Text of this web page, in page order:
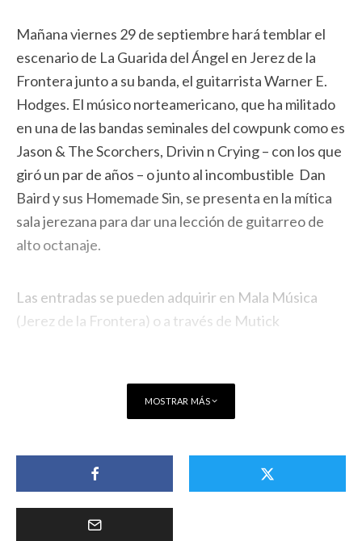
Mañana viernes 29 de septiembre hará temblar el
escenario de La Guarida del Ángel en Jerez de la
Frontera junto a su banda, el guitarrista Warner E.
Hodges. El músico norteamericano, que ha militado
en una de las bandas seminales del cowpunk como es
Jason & The Scorchers, Drivin n Crying – con los que
giró un par de años – o junto al incombustible Dan
Baird y sus Homemade Sin, se presenta en la mítica
sala jerezana para dar una lección de guitarreo de
alto octanaje.
Las entradas se pueden adquirir en Mala Música
(Jerez de la Frontera) o a través de Mutick
MOSTRAR MÁS